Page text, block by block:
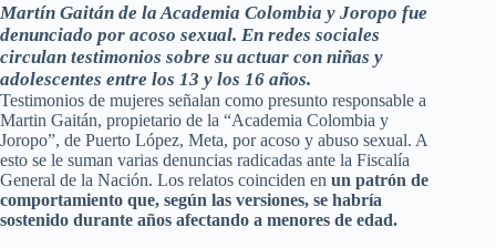
Martín Gaitán de la Academia Colombia y Joropo fue
denunciado por acoso sexual. En redes sociales
circulan testimonios sobre su actuar con niñas y
adolescentes entre los 13 y los 16 años.
Testimonios de mujeres señalan como presunto responsable a
Martin Gaitán, propietario de la “Academia Colombia y
Joropo”, de Puerto López, Meta, por acoso y abuso sexual. A
esto se le suman varias denuncias radicadas ante la Fiscalía
General de la Nación. Los relatos coinciden en un patrón de
comportamiento que, según las versiones, se habría
sostenido durante años afectando a menores de edad.